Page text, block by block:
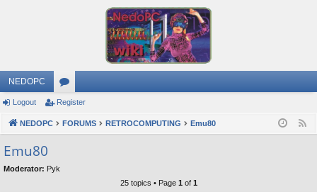
NEDOPC
or
u
Logout Register
NEDOPC FORUMS RETROCOMPUTING Emu80
Emu80
Moderator: Pyk
25 topics • Page 1 of 1